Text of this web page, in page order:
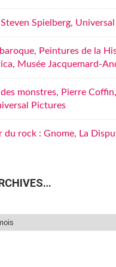
Spielberg, Universal
Peintures de la
Musée Jacquemard-
monstres, Pierre Coffin,
Pictures
du rock : Gnome, La